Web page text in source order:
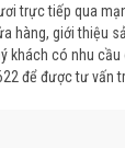
trực tiếp qua
hàng, giới thiệu
khách có nhu
để được tư vấn